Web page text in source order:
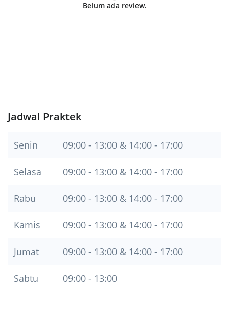
Belum ada review.
Jadwal Praktek
Senin 09:00 - 13:00 & 14:00 - 17:00
Selasa 09:00 - 13:00 & 14:00 - 17:00
Rabu 09:00 - 13:00 & 14:00 - 17:00
Kamis 09:00 - 13:00 & 14:00 - 17:00
Jumat 09:00 - 13:00 & 14:00 - 17:00
Sabtu 09:00 - 13:00